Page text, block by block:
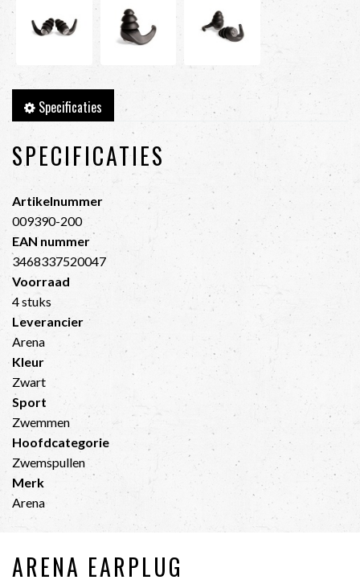
Specificaties
SPECIFICATIES
Artikelnummer
009390-200
EAN nummer
3468337520047
Voorraad
4 stuks
Leverancier
Arena
Kleur
Zwart
Sport
Zwemmen
Hoofdcategorie
Zwemspullen
Merk
Arena
ARENA EARPLUG